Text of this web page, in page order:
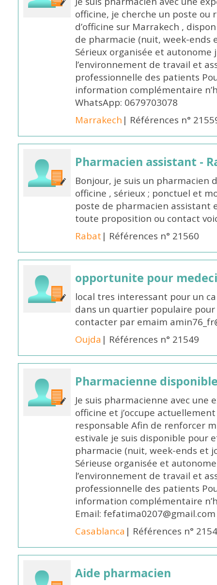
officine, je cherche un poste
d’officine sur Marrakech ,
de pharmacie (nuit, week-ends
Sérieux organisée et autonome
l’environnement de travail et
professionnelle des patients
information complémentaire
WhatsApp: 0679703078
Marrakech | Références n°
Pharmacien assistant -
Bonjour, je suis un pharmacien
officine , sérieux ; ponctuel et
poste de pharmacien
toute proposition ou contact
Rabat | Références n° 21560
opportunite pour
local tres interessant pour un
dans un quartier populaire
contacter par emaim
Oujda | Références n° 21549
Pharmacienne
Je suis pharmacienne avec
officine et j’occupe
responsable Afin de renforcer
estivale je suis disponible pour
pharmacie (nuit, week-ends et
Sérieuse organisée et
l’environnement de travail et
professionnelle des patients
information complémentaire
Email: fefatima0207@gmail.com
Casablanca | Références n°
Aide pharmacien